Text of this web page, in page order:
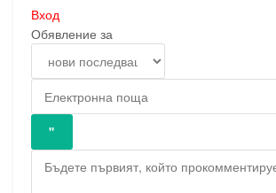
Вход
Обявление за